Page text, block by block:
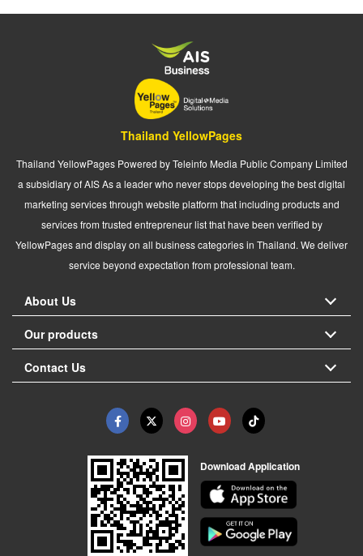
Thailand YellowPages
Thailand YellowPages Powered by Teleinfo Media Public Company Limited
a subsidiary of AIS As a leader who never stops developing the best digital
marketing services through website platform that including products and
services from trusted entrepreneur list that have been verified by
YellowPages and display on all business categories in Thailand. We deliver
service beyond expectation from professional team.
About Us
Our products
Contact Us
Download Application